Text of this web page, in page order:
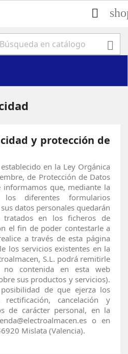


y protección de
en la Ley Orgánica
de Protección de Datos
informamos que, mediante la
los diferentes formularios
datos personales quedarán
tratados en los ficheros de
el fin de poder contestarle a
a través de esta página
los servicios existentes en la
S.L. podrá remitirle
no contenida en esta web
sus productos y servicios).
de que ejerza los
cancelación y
de carácter personal, en la
o en
Mislata (Valencia).